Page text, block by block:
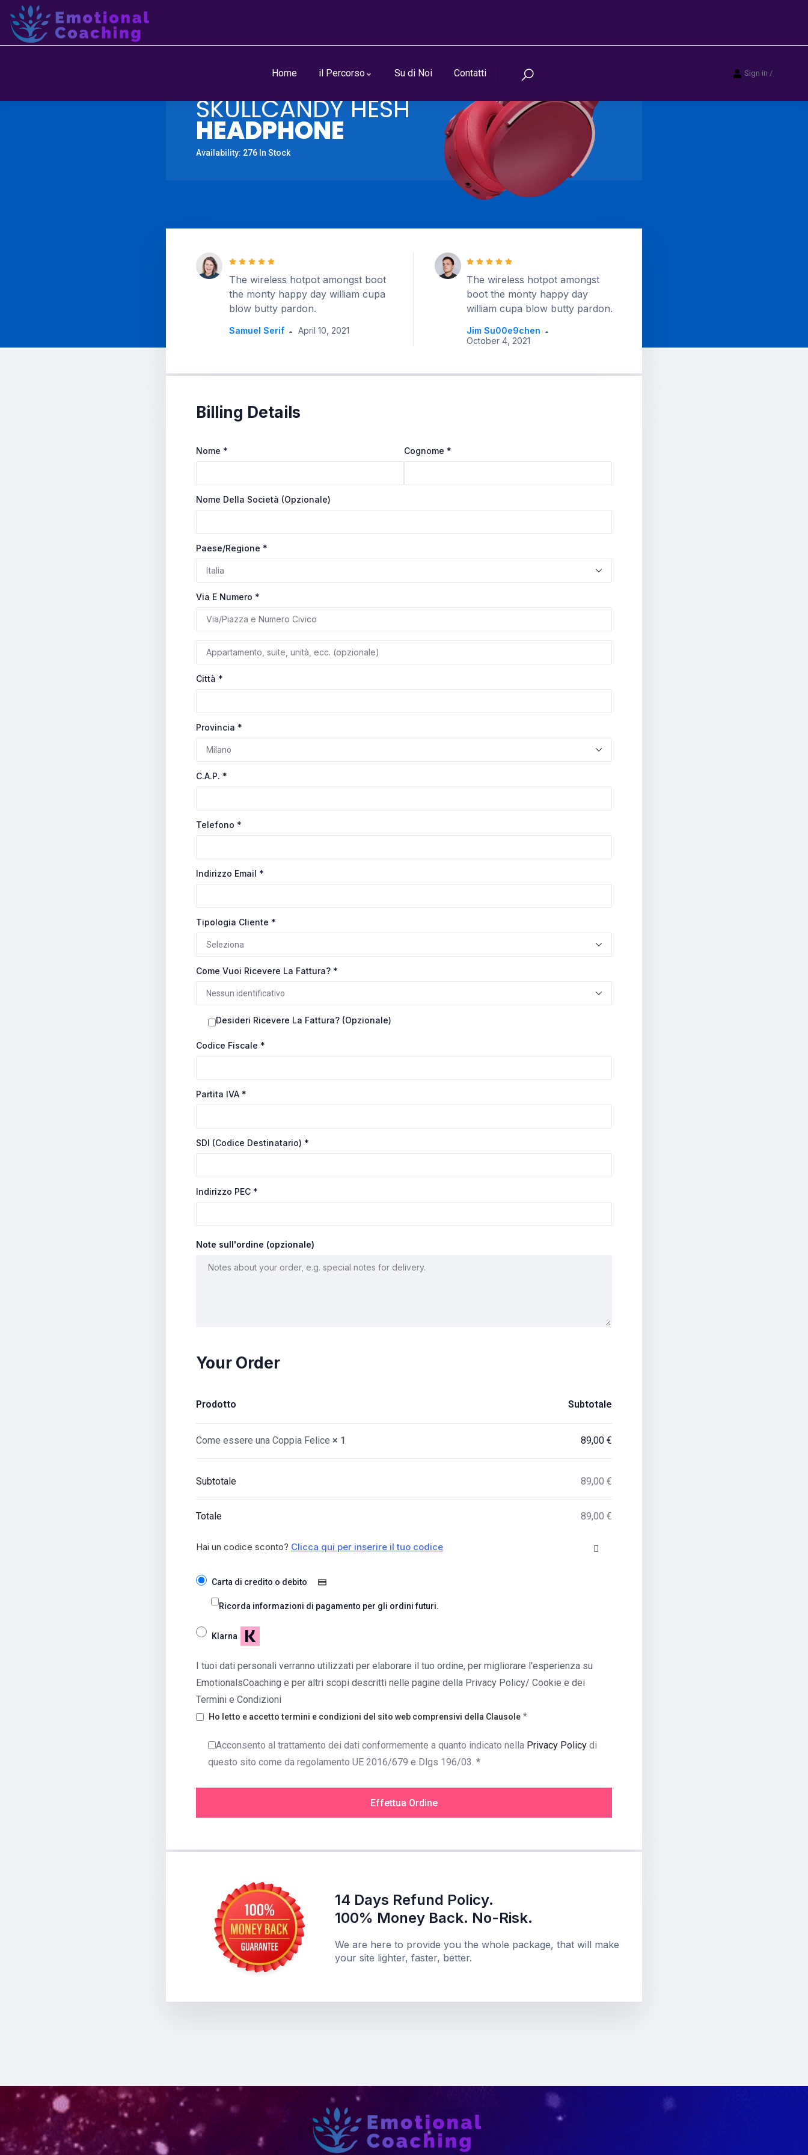
Home il Percorso Su di Noi Contatti Sign in /
SKULLCANDY HESH
HEADPHONE
Availability: 276 In Stock
The wireless hotpot amongst boot
the monty happy day william cupa
blow butty pardon.
Samuel Serif April 10, 2021
The wireless hotpot amongst
boot the monty happy day
william cupa blow butty pardon.
Jim Su00e9chen
October 4, 2021
Billing Details
Nome * Cognome *
Nome Della Società (opzionale)
Paese/regione *
Via E Numero *
Città *
Provincia *
C.A.P. *
Telefono *
Indirizzo Email *
Tipologia Cliente *
Come Vuoi Ricevere La Fattura? *
Desideri Ricevere La Fattura? (opzionale)
Codice Fiscale *
Partita IVA *
SDI (Codice Destinatario) *
Indirizzo PEC *
Note sull'ordine (opzionale)
Your Order
Prodotto Subtotale
Come essere una Coppia Felice × 1 89,00 €
Subtotale 89,00 €
Totale 89,00 €
Hai un codice sconto? Clicca qui per inserire il tuo codice
Carta di credito o debito
Ricorda informazioni di pagamento per gli ordini futuri.
Klarna
I tuoi dati personali verranno utilizzati per elaborare il tuo ordine, per migliorare l'esperienza su
EmotionalsCoaching e per altri scopi descritti nelle pagine della Privacy Policy/ Cookie e dei
Termini e Condizioni
Ho letto e accettotermini e condizioni del sito web comprensivi della Clausole *
Acconsento al trattamento dei dati conformemente a quanto indicato nella Privacy Policy di
questo sito come da regolamento UE 2016/679 e Dlgs 196/03. *
Effettua Ordine
14 Days Refund Policy.
100% Money Back. No-Risk.
We are here to provide you the whole package, that will make
your site lighter, faster, better.